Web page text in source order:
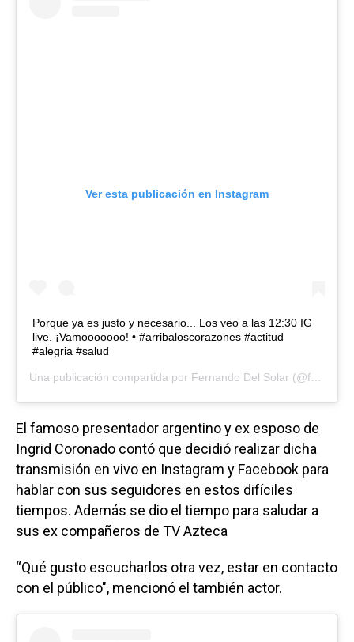
Ver esta publicación en Instagram
Porque ya es justo y necesario... Los veo a las 12:30 IG
live. ¡Vamooooooo! • #arribaloscorazones #actitud
#alegria #salud
Una publicación compartida por Fernando Del Solar (@fernandodelsolar) el
El famoso presentador argentino y ex esposo de
Ingrid Coronado contó que decidió realizar dicha
transmisión en vivo en Instagram y Facebook para
hablar con sus seguidores en estos difíciles
tiempos. Además se dio el tiempo para saludar a
sus ex compañeros de TV Azteca
“Qué gusto escucharlos otra vez, estar en contacto
con el público", mencionó el también actor.